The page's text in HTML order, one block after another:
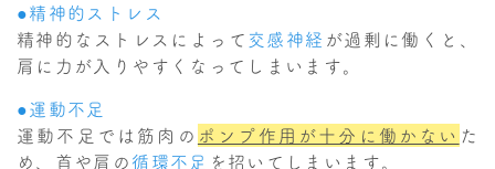
●精神的ストレス
精神的なストレスによって 交感神経 が過剰に働くと、
肩に力が入りやすくなってしまいます。
●運動不足
運動不足では筋肉の ポンプ作用が十分に働かない た
め、首や肩の循環不足 を招いてしまいます。